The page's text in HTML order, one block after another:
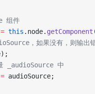
组件
= this .node. getComponent
，如果没有，则输出
_audioSource 中
= audioSource;